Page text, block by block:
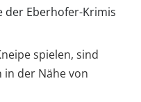
der Eberhofer-Krimis
spielen, sind
der Nähe von